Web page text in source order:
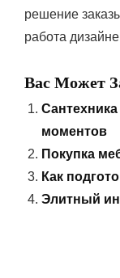
решение
работа
Вас Может
моментов
Покупка
Как
Элитный